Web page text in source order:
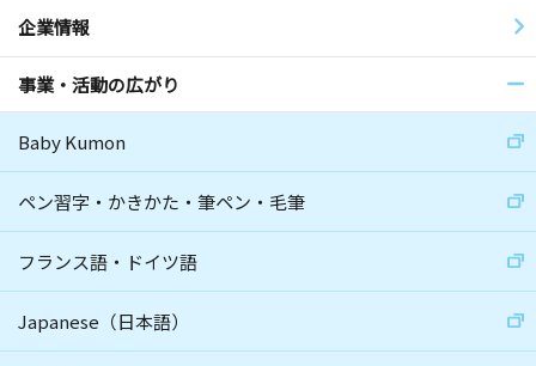
企業情報
事業・活動の広がり
Baby Kumon
ペン習字・かきかた・筆ペン・毛筆
フランス語・ドイツ語
Japanese（日本語）